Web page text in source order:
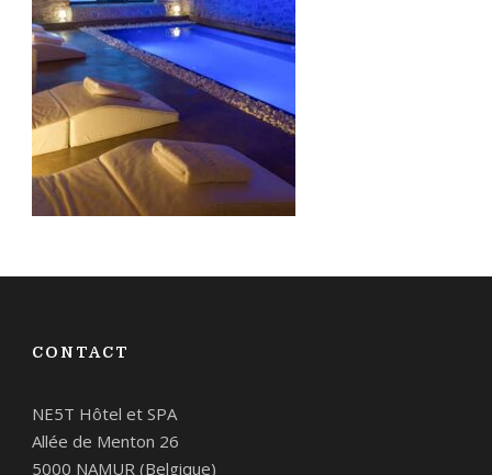
CONTACT
NE5T Hôtel et SPA
Allée de Menton 26
5000 NAMUR (Belgique)